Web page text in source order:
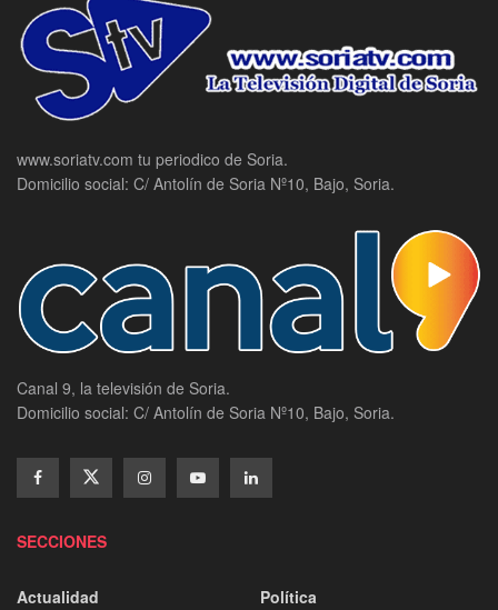
www.soriatv.com tu periodico de Soria.
Domicilio social: C/ Antolín de Soria Nº10, Bajo, Soria.
Canal 9, la televisión de Soria.
Domicilio social: C/ Antolín de Soria Nº10, Bajo, Soria.
SECCIONES
Actualidad
Política